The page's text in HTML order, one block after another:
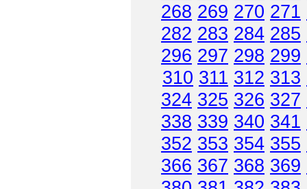
268 269 270 271
282 283 284 285
296 297 298 299
310 311 312 313
324 325 326 327
338 339 340 341
352 353 354 355
366 367 368 369